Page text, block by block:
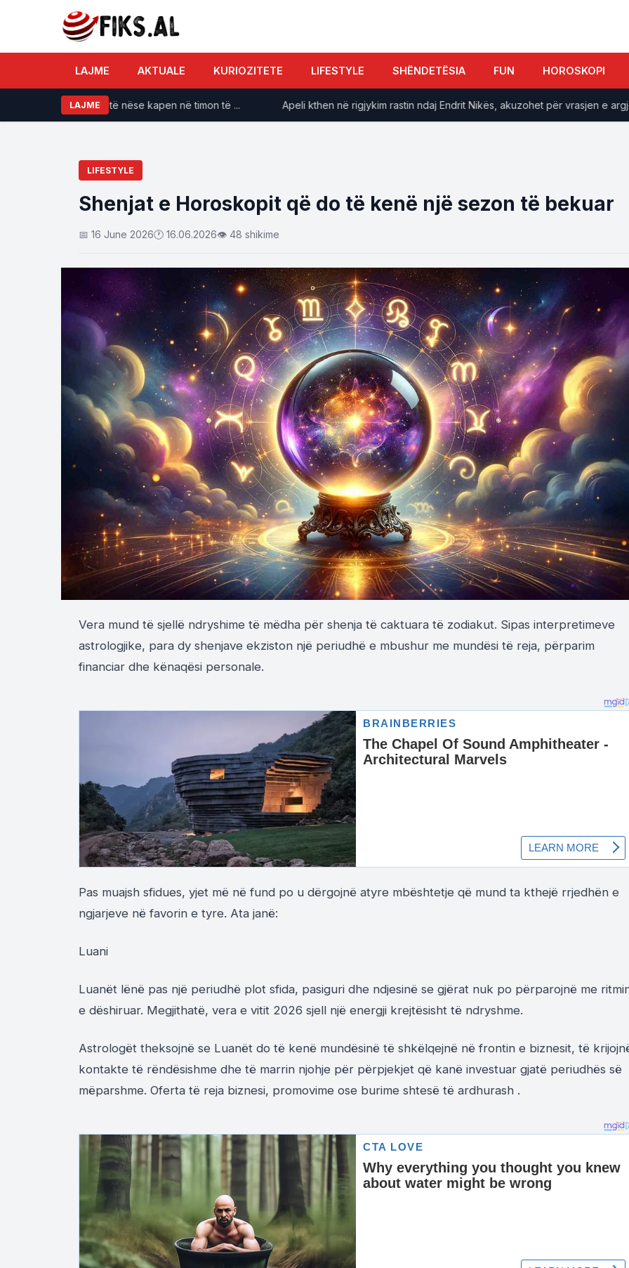
LAJME AKTUALE KURIOZITETE LIFESTYLE SHËNDETËSIA FUN HOROSKOPI
LAJME
patenta përjetë nëse kapen në timon të ... Apeli kthen në rigjykim rastin ndaj Endrit Nikës, akuzohet për vrasjen e
LIFESTYLE
Shenjat e Horoskopit që do të kenë një sezon të bekuar
📅 16 June 2026🕐 16.06.2026👁 48 shikime
Vera mund të sjellë ndryshime të mëdha për shenja të caktuara të zodiakut. Sipas interpretimeve
astrologjike, para dy shenjave ekziston një periudhë e mbushur me mundësi të reja, përparim
financiar dhe kënaqësi personale.
Pas muajsh sfidues, yjet më në fund po u dërgojnë atyre mbështetje që mund ta kthejë rrjedhën e
ngjarjeve në favorin e tyre. Ata janë:
Luani
Luanët lënë pas një periudhë plot sfida, pasiguri dhe ndjesinë se gjërat nuk po përparojnë me
e dëshiruar. Megjithatë, vera e vitit 2026 sjell një energji krejtësisht të ndryshme.
Astrologët theksojnë se Luanët do të kenë mundësinë të shkëlqejnë në frontin e biznesit, të
kontakte të rëndësishme dhe të marrin njohje për përpjekjet që kanë investuar gjatë periudhës së
mëparshme. Oferta të reja biznesi, promovime ose burime shtesë të ardhurash .